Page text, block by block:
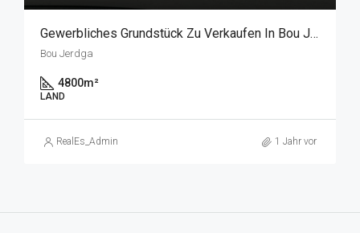
Gewerbliches Grundstück Zu Verkaufen In Bou Jerdga, Mornag
Bou Jerdga
4800m²
LAND
RealEs_Admin 1 Jahr vor